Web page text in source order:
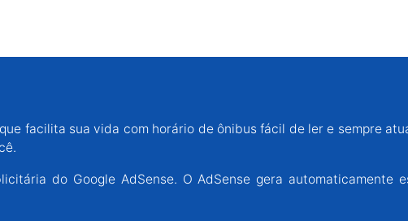
facilita sua vida com horário de ônibus fácil de ler e sempre
do Google AdSense. O AdSense gera automaticamente